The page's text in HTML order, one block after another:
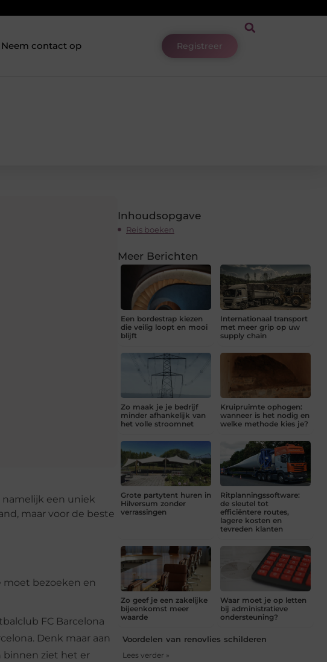
Neem contact op Registreer
namelijk een uniek
maar voor de beste
moet bezoeken en
FC Barcelona
Denk maar aan
binnen ziet het er
Inhoudsopgave
Reis boeken
Meer Berichten
Een bordestrap kiezen
die veilig loopt en mooi
blijft
Internationaal transport
met meer grip op uw
supply chain
Zo maak je je bedrijf
minder afhankelijk van
het volle stroomnet
Kruipruimte ophogen:
wanneer is het nodig en
welke methode kies je?
Grote partytent huren in
Hilversum zonder
verrassingen
Ritplanningssoftware:
de sleutel tot
efficiëntere routes,
lagere kosten en
tevreden klanten
Zo geef je een zakelijke
bijeenkomst meer
waarde
Waar moet je op letten
bij administratieve
ondersteuning?
Voordelen van renovlies schilderen
Lees verder »